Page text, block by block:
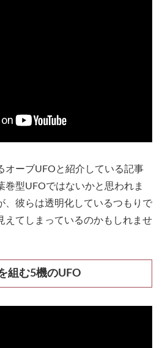
オーブUFOと紹介している記事
巻型UFOではないかと思われま
、彼らは透明化しているつもりで
えてしまっているのかもしれませ
組む5機のUFO